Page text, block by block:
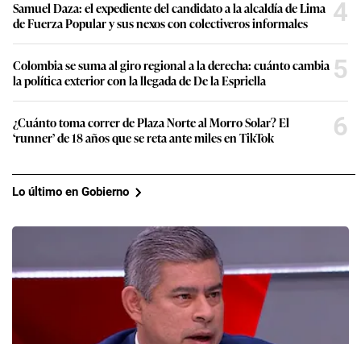
Samuel Daza: el expediente del candidato a la alcaldía de Lima
de Fuerza Popular y sus nexos con colectiveros informales
4
Colombia se suma al giro regional a la derecha: cuánto cambia
la política exterior con la llegada de De la Espriella
5
¿Cuánto toma correr de Plaza Norte al Morro Solar? El
‘runner’ de 18 años que se reta ante miles en TikTok
6
Lo último en Gobierno